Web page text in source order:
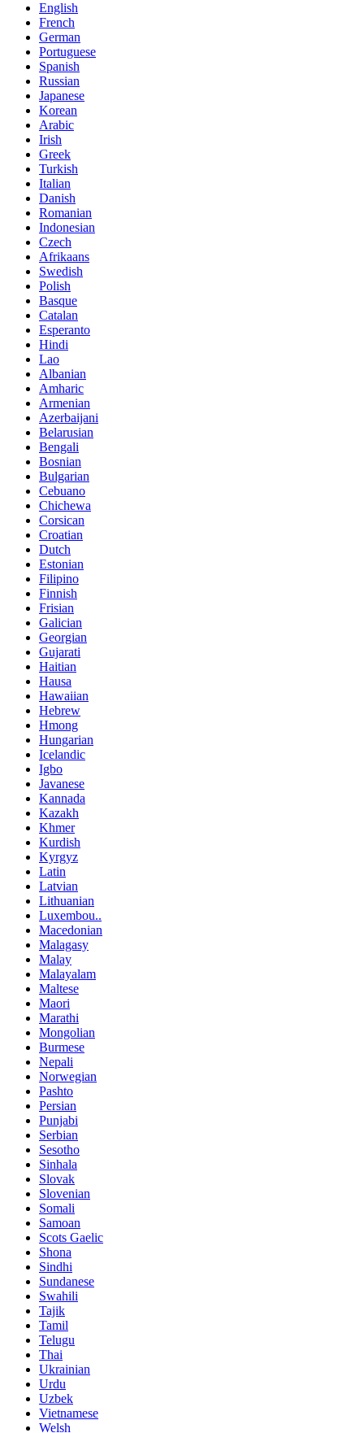
English
French
German
Portuguese
Spanish
Russian
Japanese
Korean
Arabic
Irish
Greek
Turkish
Italian
Danish
Romanian
Indonesian
Czech
Afrikaans
Swedish
Polish
Basque
Catalan
Esperanto
Hindi
Lao
Albanian
Amharic
Armenian
Azerbaijani
Belarusian
Bengali
Bosnian
Bulgarian
Cebuano
Chichewa
Corsican
Croatian
Dutch
Estonian
Filipino
Finnish
Frisian
Galician
Georgian
Gujarati
Haitian
Hausa
Hawaiian
Hebrew
Hmong
Hungarian
Icelandic
Igbo
Javanese
Kannada
Kazakh
Khmer
Kurdish
Kyrgyz
Latin
Latvian
Lithuanian
Luxembou..
Macedonian
Malagasy
Malay
Malayalam
Maltese
Maori
Marathi
Mongolian
Burmese
Nepali
Norwegian
Pashto
Persian
Punjabi
Serbian
Sesotho
Sinhala
Slovak
Slovenian
Somali
Samoan
Scots Gaelic
Shona
Sindhi
Sundanese
Swahili
Tajik
Tamil
Telugu
Thai
Ukrainian
Urdu
Uzbek
Vietnamese
Welsh